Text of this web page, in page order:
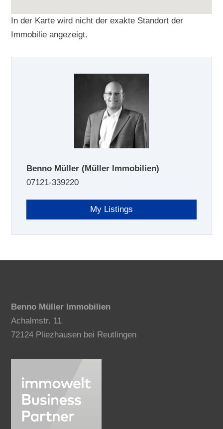
In der Karte wird nicht der exakte Standort der
Immobilie angezeigt.
Benno Müller(Müller Immobilien)
07121-339220
My Listings
Benno Müller Immobilien
Achalmstr. 11
72124 Pliezhausen bei Reutlingen